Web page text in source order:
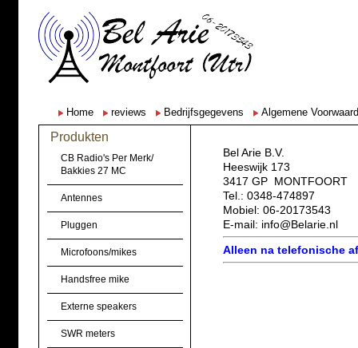
Home reviews Bedrijfsgegevens Algemene
Produkten
CB Radio's Per Merk/
Bakkies 27 MC
Antennes
Pluggen
Microfoons/mikes
Handsfree mike
Externe speakers
SWR meters
Bel Arie B.V.
Heeswijk 173
3417 GP MONTFOORT
Tel.: 0348-474897
Mobiel: 06-20173543
E-mail: info@Belarie.nl
Alleen na telefonische